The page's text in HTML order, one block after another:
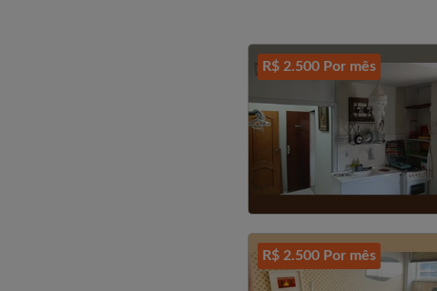
R$ 2.500 Por mês
R$ 2.500 Por mês